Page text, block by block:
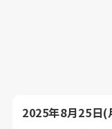
2025年8月25日